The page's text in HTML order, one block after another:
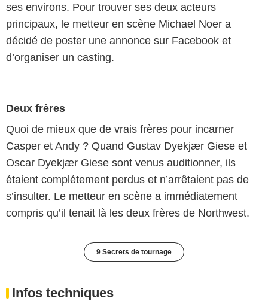
ses environs. Pour trouver ses deux acteurs
principaux, le metteur en scène Michael Noer a
décidé de poster une annonce sur Facebook et
d’organiser un casting.
Deux frères
Quoi de mieux que de vrais frères pour incarner
Casper et Andy ? Quand Gustav Dyekjær Giese et
Oscar Dyekjær Giese sont venus auditionner, ils
étaient complétement perdus et n’arrêtaient pas de
s’insulter. Le metteur en scène a immédiatement
compris qu’il tenait là les deux frères de Northwest.
9 Secrets de tournage
Infos techniques